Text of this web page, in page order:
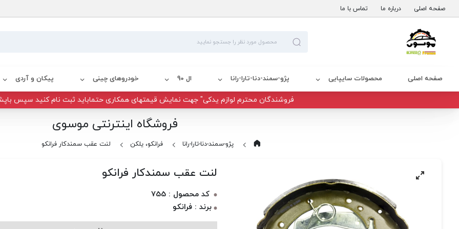
صفحه اصلی درباره ما تماس با ما
صفحه اصلی محصولات سایپایی پژو-سمند-دنا-تارا-رانا ال 90 خودروهای چینی پیکان و آردی
فروشندگان محترم لوازم یدکی" جهت نمایش قیمتهای همکاری حتماباید ثبت نام کنید سپس
فروشگاه اینترنتی موسوی
پژو-سمند-دنا-تارا-رانا فرانکو، یلکن لنت عقب سمندکار فرانکو
لنت عقب سمندکار فرانکو
کد محصول : 755
برند : فرانکو